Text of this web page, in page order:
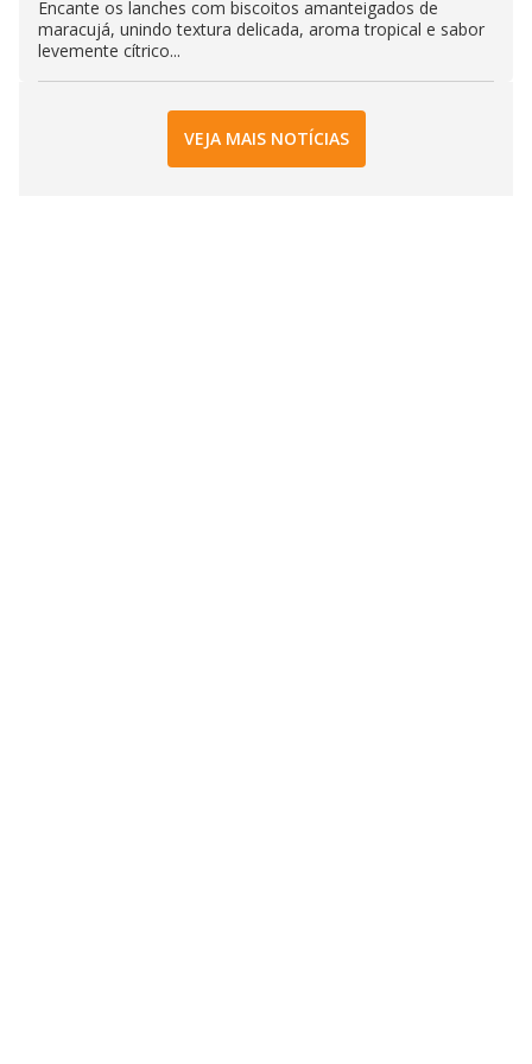
Encante os lanches com biscoitos amanteigados de
maracujá, unindo textura delicada, aroma tropical e sabor
levemente cítrico...
VEJA MAIS NOTÍCIAS